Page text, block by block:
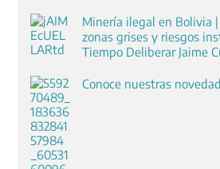
Minería ilegal en Bolivia |
zonas grises y riesgos
Tiempo Deliberar Jaime
Conoce nuestras